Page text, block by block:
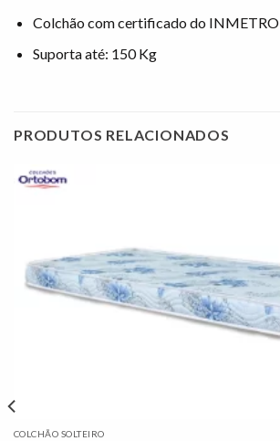
Colchão com certificado do INMETRO
Suporta até: 150 Kg
PRODUTOS RELACIONADOS
COLCHÃO SOLTEIRO